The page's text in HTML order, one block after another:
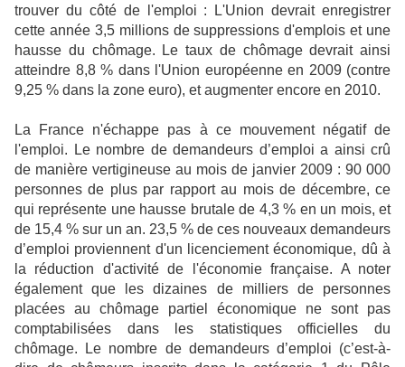
trouver du côté de l'emploi : L'Union devrait enregistrer
cette année 3,5 millions de suppressions d'emplois et une
hausse du chômage. Le taux de chômage devrait ainsi
atteindre 8,8 % dans l'Union européenne en 2009 (contre
9,25 % dans la zone euro), et augmenter encore en 2010.
La France n'échappe pas à ce mouvement négatif de
l'emploi. Le nombre de demandeurs d’emploi a ainsi crû
de manière vertigineuse au mois de janvier 2009 : 90 000
personnes de plus par rapport au mois de décembre, ce
qui représente une hausse brutale de 4,3 % en un mois, et
de 15,4 % sur un an. 23,5 % de ces nouveaux demandeurs
d’emploi proviennent d'un licenciement économique, dû à
la réduction d'activité de l'économie française. A noter
également que les dizaines de milliers de personnes
placées au chômage partiel économique ne sont pas
comptabilisées dans les statistiques officielles du
chômage. Le nombre de demandeurs d’emploi (c’est-à-